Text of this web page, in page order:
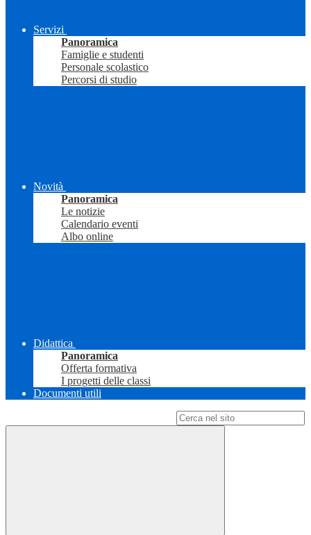
Servizi
Panoramica
Famiglie e studenti
Personale scolastico
Percorsi di studio
Novità
Panoramica
Le notizie
Calendario eventi
Albo online
Didattica
Panoramica
Offerta formativa
I progetti delle classi
Documenti utili